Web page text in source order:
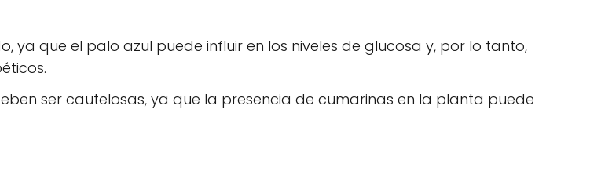
ya que el palo azul puede influir en los niveles de glucosa y, por lo tanto,
ser cautelosas, ya que la presencia de cumarinas en la planta puede